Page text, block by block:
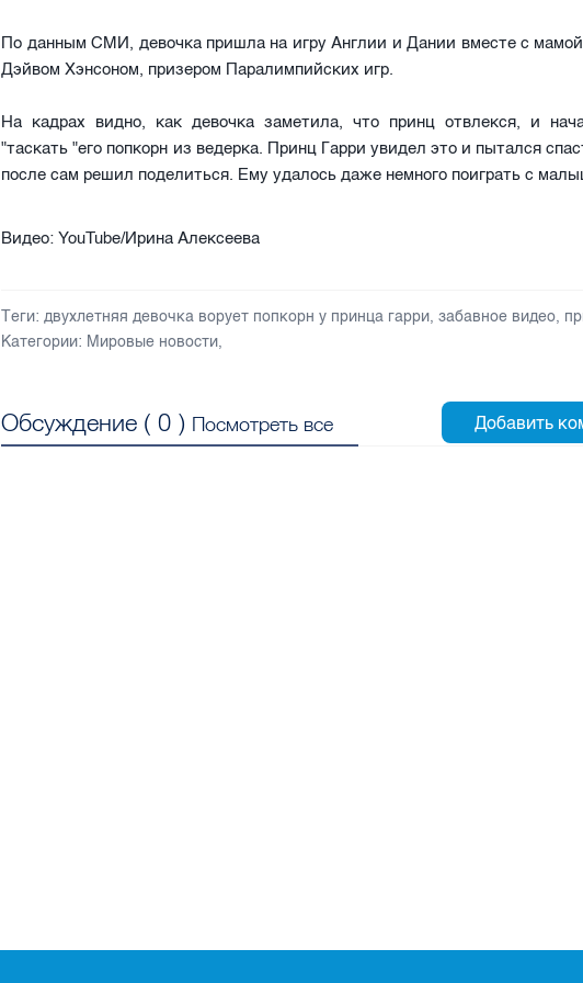
По данным СМИ, девочка пришла на игру Англии и Дании вместе с
Дэйвом Хэнсоном, призером Паралимпийских игр.
На кадрах видно, как девочка заметила, что принц отвлекся, и
"таскать "его попкорн из ведерка. Принц Гарри увидел это и пытался
после сам решил поделиться. Ему удалось даже немного поиграть с
Видео: YouTube/Ирина Алексеева
Теги: двухлетняя девочка ворует попкорн у принца гарри,забавное видео,
Категории: Мировые новости,
Обсуждение (0 ) Посмотреть все